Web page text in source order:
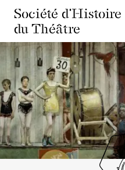
Société d'Histoire
du Théâtre